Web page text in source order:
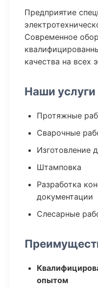
Предприятие
Современное
качества на всех
Наши услуги
Протяжные
Сварочные
Изготовление
Штамповка
Разработка
документации
Слесарные
опытом